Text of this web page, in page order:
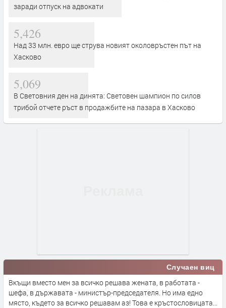
заради отпуск на адвокати
5,426
Над 33 млн. евро ще струва новият околовръстен път на
Хасково
5,069
В Световния ден на динята: Световен шампион по силов
трибой отчете ръст в продажбите на пазара в Хасково
Случаен виц
Вкъщи вместо мен за всичко решава жената, в работата -
шефа, в държавата - министър-председателя. Но има едно
място, където за всичко решавам аз! Това е кръстословицата...